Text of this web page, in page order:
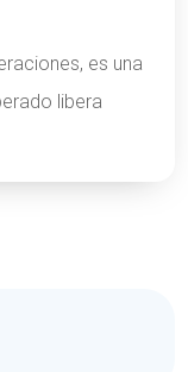
es una
libera